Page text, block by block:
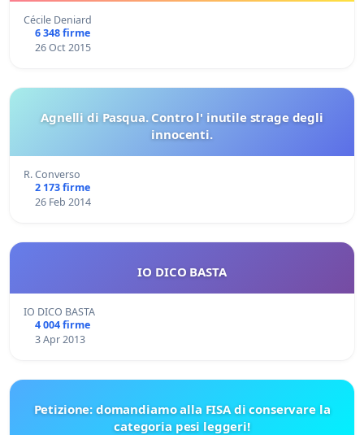
Cécile Deniard
6 348 firme
26 Oct 2015
Agnelli di Pasqua. Contro l' inutile strage degli
innocenti.
R. Converso
2 173 firme
26 Feb 2014
IO DICO BASTA
IO DICO BASTA
4 004 firme
3 Apr 2013
Petizione: domandiamo alla FISA di conservare la
categoria pesi leggeri!